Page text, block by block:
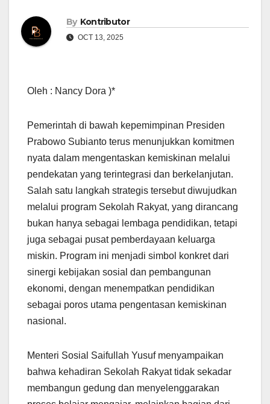
By Kontributor
OCT 13, 2025
Oleh : Nancy Dora )*
Pemerintah di bawah kepemimpinan Presiden
Prabowo Subianto terus menunjukkan komitmen
nyata dalam mengentaskan kemiskinan melalui
pendekatan yang terintegrasi dan berkelanjutan.
Salah satu langkah strategis tersebut diwujudkan
melalui program Sekolah Rakyat, yang dirancang
bukan hanya sebagai lembaga pendidikan, tetapi
juga sebagai pusat pemberdayaan keluarga
miskin. Program ini menjadi simbol konkret dari
sinergi kebijakan sosial dan pembangunan
ekonomi, dengan menempatkan pendidikan
sebagai poros utama pengentasan kemiskinan
nasional.
Menteri Sosial Saifullah Yusuf menyampaikan
bahwa kehadiran Sekolah Rakyat tidak sekadar
membangun gedung dan menyelenggarakan